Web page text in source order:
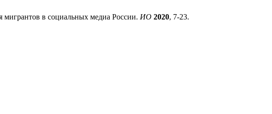
в социальных медиа России. ИО 2020, 7-23.